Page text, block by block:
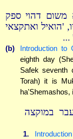
משום דהוי ספק
'הואיל ואתקצאי
...
(b) Introduction to
eighth day
Safek seventh
Torah) it is
ha'Shemashos,
במוקצה
1.